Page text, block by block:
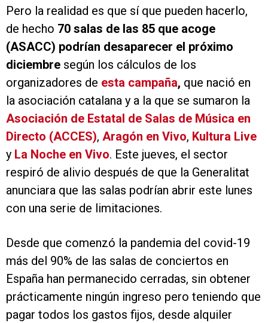
Pero la realidad es que sí que pueden hacerlo,
de hecho 70 salas de las 85 que acoge
(ASACC) podrían desaparecer el próximo
diciembre según los cálculos de los
organizadores de esta campaña, que nació en
la asociación catalana y a la que se sumaron la
Asociación de Estatal de Salas de Música en
Directo (ACCES), Aragón en Vivo, Kultura Live
y La Noche en Vivo. Este jueves, el sector
respiró de alivio después de que la Generalitat
anunciara que las salas podrían abrir este lunes
con una serie de limitaciones.
Desde que comenzó la pandemia del covid-19
más del 90% de las salas de conciertos en
España han permanecido cerradas, sin obtener
prácticamente ningún ingreso pero teniendo que
pagar todos los gastos fijos, desde alquiler